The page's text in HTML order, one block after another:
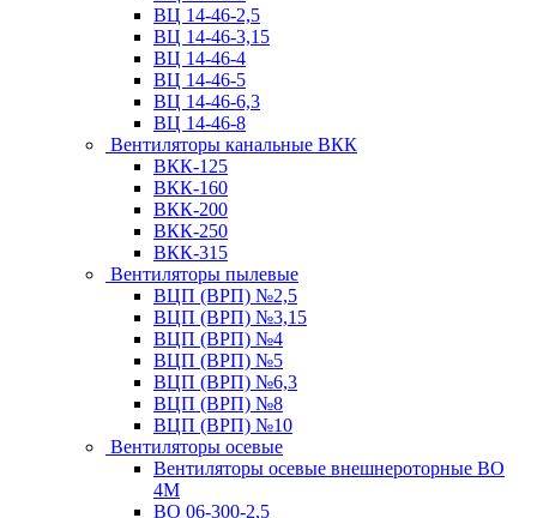
ВЦ 14-46-2,5
ВЦ 14-46-3,15
ВЦ 14-46-4
ВЦ 14-46-5
ВЦ 14-46-6,3
ВЦ 14-46-8
Вентиляторы канальные ВКК
ВКК-125
ВКК-160
ВКК-200
ВКК-250
ВКК-315
Вентиляторы пылевые
ВЦП (ВРП) №2,5
ВЦП (ВРП) №3,15
ВЦП (ВРП) №4
ВЦП (ВРП) №5
ВЦП (ВРП) №6,3
ВЦП (ВРП) №8
ВЦП (ВРП) №10
Вентиляторы осевые
Вентиляторы осевые внешнероторные ВО
4М
ВО 06-300-2,5